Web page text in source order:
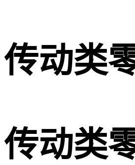
传动类
传动类